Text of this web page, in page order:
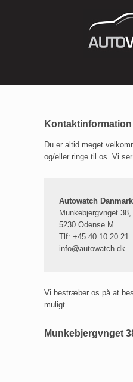
Kontaktinformation
Du er altid meget
og/eller ringe til os. Vi
Autowatch Danmark
Munkebjergvnget
5230 Odense M
Tlf: +45 40 10 20 21
info@autowatch.dk
Vi bestræber os på at
muligt
Munkebjergvnget